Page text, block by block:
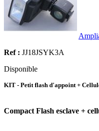
Ref : JJ18JSYK3A
Disponible
KIT - Petit flash d'appoint +
Compact Flash esclave +